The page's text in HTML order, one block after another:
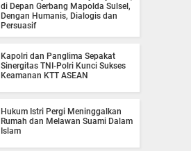
di Depan Gerbang Mapolda Sulsel,
Dengan Humanis, Dialogis dan
Persuasif
Kapolri dan Panglima Sepakat
Sinergitas TNI-Polri Kunci Sukses
Keamanan KTT ASEAN
Hukum Istri Pergi Meninggalkan
Rumah dan Melawan Suami Dalam
Islam